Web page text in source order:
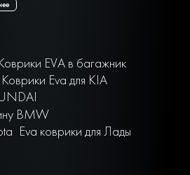
EVA в багажник
Коврики Eva для KIA
BMW
Eva коврики для Лады